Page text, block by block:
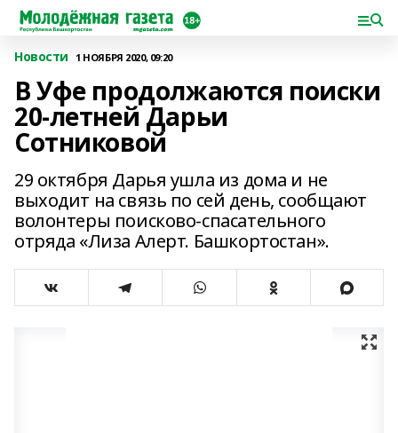
Новости 1 НОЯБРЯ 2020, 09:20
В Уфе продолжаются поиски
20-летней Дарьи
Сотниковой
29 октября Дарья ушла из дома и не
выходит на связь по сей день, сообщают
волонтеры поисково-спасательного
отряда «Лиза Алерт. Башкортостан».